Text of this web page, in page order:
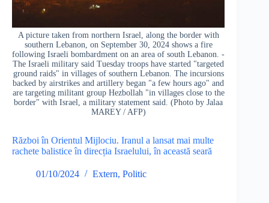
A picture taken from northern Israel, along the border with
southern Lebanon, on September 30, 2024 shows a fire
following Israeli bombardment on an area of south Lebanon. -
The Israeli military said Tuesday troops have started "targeted
ground raids" in villages of southern Lebanon. The incursions
backed by airstrikes and artillery began "a few hours ago" and
are targeting militant group Hezbollah "in villages close to the
border" with Israel, a military statement said. (Photo by Jalaa
MAREY / AFP)
Război în Orientul Mijlociu. Iranul a lansat mai multe
rachete balistice în direcția Israelului, în această seară
01/10/2024 Extern, Politic